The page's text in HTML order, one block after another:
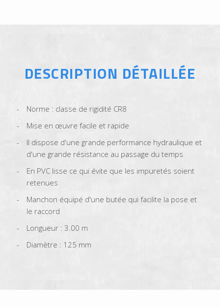
DESCRIPTION DÉTAILLÉE
Norme : classe de rigidité CR8
Mise en œuvre facile et rapide
Il dispose d'une grande performance hydraulique et
d'une grande résistance au passage du temps
En PVC lisse ce qui évite que les impuretés soient
retenues
Manchon équipé d'une butée qui facilite la pose et
le raccord
Longueur : 3.00 m
Diamètre : 125 mm